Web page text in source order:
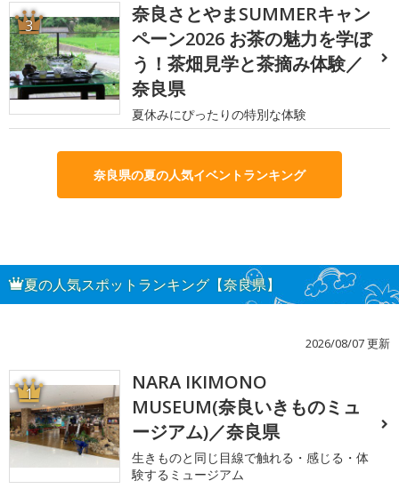
3
奈良さとやまSUMMERキャン
ペーン2026 お茶の魅力を学ぼ
う！茶畑見学と茶摘み体験／
奈良県
夏休みにぴったりの特別な体験
奈良県の夏の人気イベントランキング
夏の人気スポットランキング【奈良県】
2026/08/07 更新
1
NARA IKIMONO
MUSEUM(奈良いきものミュ
ージアム)／奈良県
生きものと同じ目線で触れる・感じる・体
験するミュージアム